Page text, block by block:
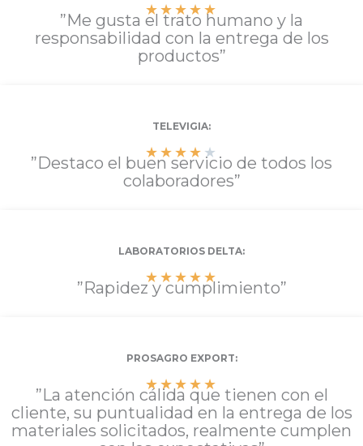
★★★★★
”Me gusta el trato humano y la
responsabilidad con la entrega de los
productos”
TELEVIGIA:
★★★★ ★
”Destaco el buen servicio de todos los
colaboradores”
LABORATORIOS DELTA:
★★★★★
”Rapidez y cumplimiento”
PROSAGRO EXPORT:
★★★★★
”La atención cálida que tienen con el
cliente, su puntualidad en la entrega de los
materiales solicitados, realmente cumplen